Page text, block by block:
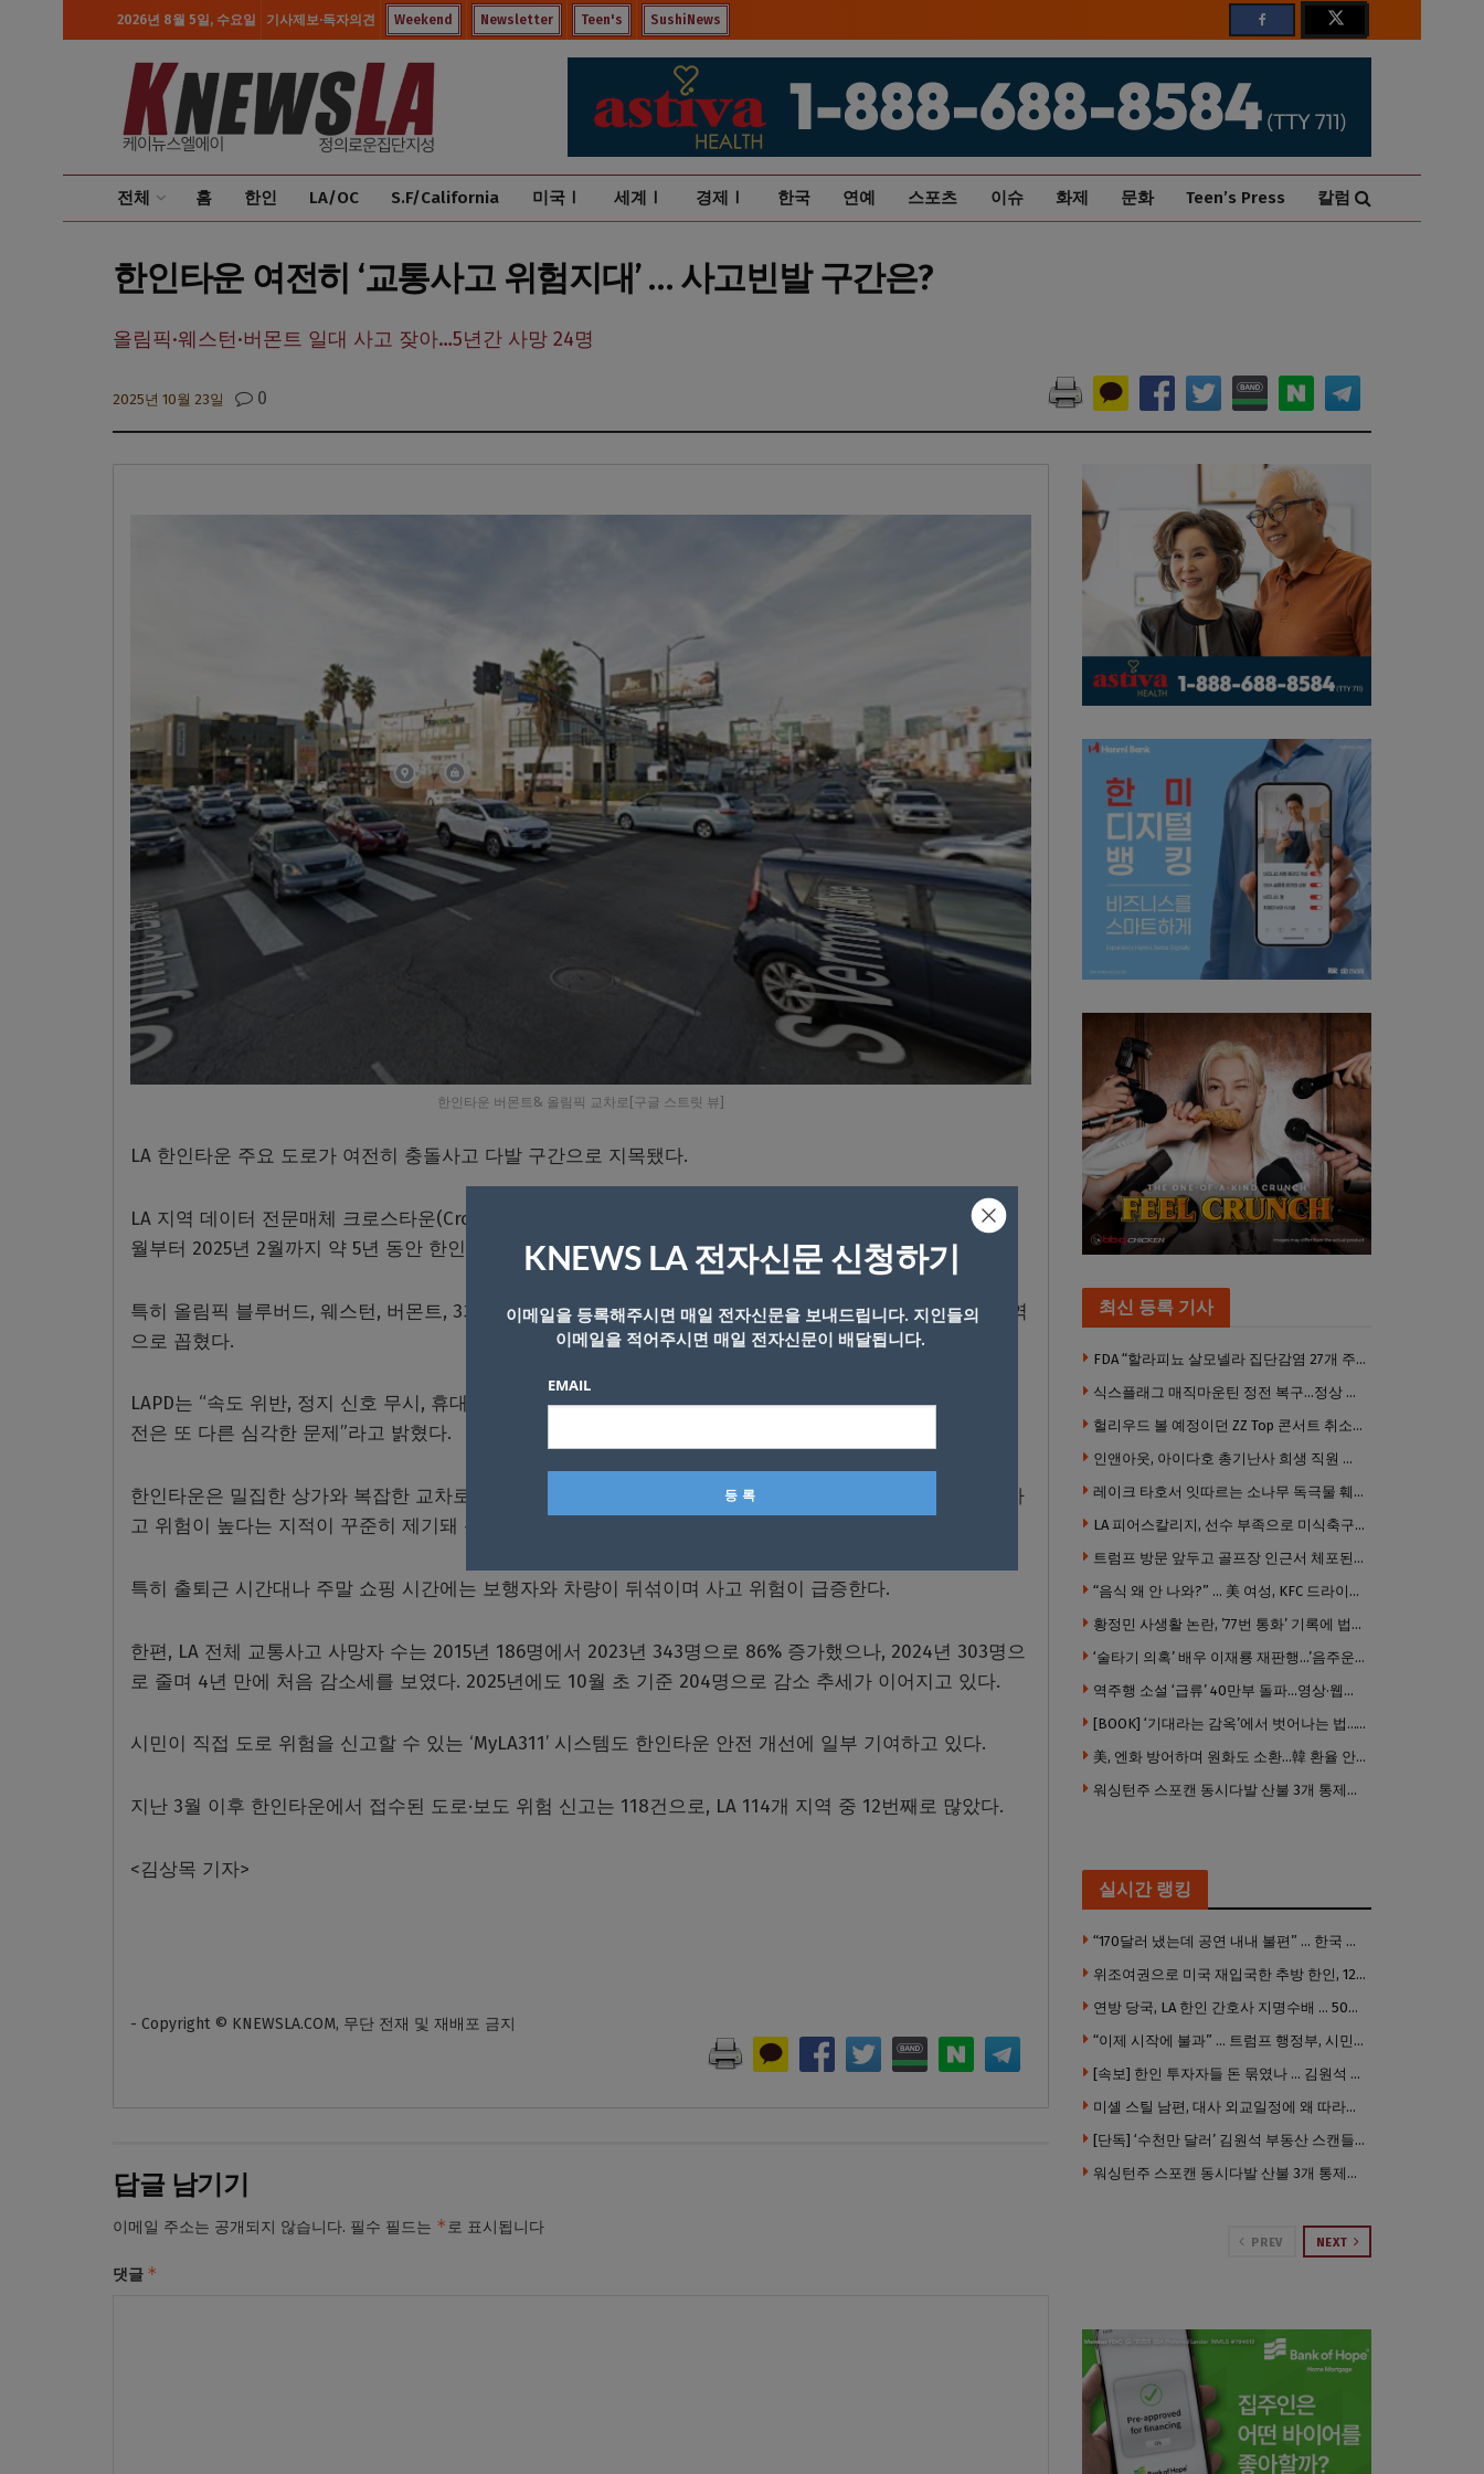
2026년 8월 5일, 수요일 기사제보·독자의견 Weekend Newsletter Teen's SushiNews
전체 홈 한인 LA/OC S.F/California 미국Ⅰ 세계Ⅰ 경제Ⅰ 한국 연예 스포츠 이슈 화제 문화 Teen’s Press 칼럼
한인타운 여전히 ‘교통사고 위험지대’ … 사고빈발 구간은?
올림픽·웨스턴·버몬트 일대 사고 잦아…5년간 사망 24명
2025년 10월 23일 0
한인타운 버몬트& 올림픽 교차로[구글 스트릿 뷰]
LA 한인타운 주요 도로가 여전히 충돌사고 다발 구간으로 지목됐다.
LA 지역 데이터 전문매체 크로스타운(Crosstown) 이 최근 분석한 LA경찰국(LAPD) 자료에 따르면, 2020년 1
월부터 2025년 2월까지 약 5년 동안 한인타운에서 발생한 교통사고 사망자는 총 24명에 달했다.
특히 올림픽 블루버드, 웨스턴, 버몬트, 3가·6가 일대는 보행자와 차량 간 충돌사고가 빈번하게 발생하는 지역
으로 꼽혔다.
LAPD는 “속도 위반, 정지 신호 무시, 휴대전화 사용, 신호 위반” 등을 주요 사고 원인으로 지목하며 “음주 운
전은 또 다른 심각한 문제”라고 밝혔다.
한인타운은 밀집한 상가와 복잡한 교차로, 불법 좌회전 및 급정거 차량 등이 뒤엉키는 구조적 한계로 인해 사
고 위험이 높다는 지적이 꾸준히 제기돼 왔다.
특히 출퇴근 시간대나 주말 쇼핑 시간에는 보행자와 차량이 뒤섞이며 사고 위험이 급증한다.
한편, LA 전체 교통사고 사망자 수는 2015년 186명에서 2023년 343명으로 86% 증가했으나, 2024년 303명으
로 줄며 4년 만에 처음 감소세를 보였다. 2025년에도 10월 초 기준 204명으로 감소 추세가 이어지고 있다.
시민이 직접 도로 위험을 신고할 수 있는 ‘MyLA311’ 시스템도 한인타운 안전 개선에 일부 기여하고 있다.
지난 3월 이후 한인타운에서 접수된 도로·보도 위험 신고는 118건으로, LA 114개 지역 중 12번째로 많았다.
<김상목 기자>
- Copyright © KNEWSLA.COM, 무단 전재 및 재배포 금지
답글 남기기
이메일 주소는 공개되지 않습니다. 필수 필드는 *로 표시됩니다
댓글 *
최신 등록 기사
FDA “할라피뇨 살모넬라 집단감염 27개 주로 확산”…345명 감염·36명 입원
식스플래그 매직마운틴 정전 복구…정상 개장
헐리우드 볼 예정이던 ZZ Top 콘서트 취소…“예상치 못한 인력 문제”
인앤아웃, 아이다호 총기난사 희생 직원 애슐리 가리베이 추모
레이크 타호서 잇따르는 소나무 독극물 훼손…4년째 용의자 오리무중
LA 피어스칼리지, 선수 부족으로 미식축구팀 시즌 전격 중단
트럼프 방문 앞두고 골프장 인근서 체포된 남성…연방 총기 혐의 적용
“음식 왜 안 나와?” … 美 여성, KFC 드라이브 스루서 소총 위협
황정민 사생활 논란, ’77번 통화’ 기록에 법조계 주목
‘술타기 의혹’ 배우 이재룡 재판행…’음주운전’ 혐의는 제외
역주행 소설 ‘급류’ 40만부 돌파…영상·웹툰으로도 나온다
[BOOK] ‘기대라는 감옥’에서 벗어나는 법…’나는 도대체 왜 눈치를 볼까’
美, 엔화 방어하며 원화도 소환…韓 환율 안정 ‘우군’ 되나
워싱턴주 스포캔 동시다발 산불 3개 통제불능 상태 … 이재민 수십만명
실시간 랭킹
“170달러 냈는데 공연 내내 불편” … 한국 코미디언 LA공연, 음향 불량에 외모 비하 개그 논란
위조여권으로 미국 재입국한 추방 한인, 120만 달러 은행 사기 행각
연방 당국, LA 한인 간호사 지명수배 … 500만 달러 메디캐어 사기, 선고 직전 한국 도주
“이제 시작에 불과” … 트럼프 행정부, 시민권 박탈 본격화
[속보] 한인 투자자들 돈 묶였나 … 김원석 회사들 챕터7 강제파산·자진파산 잇따라 신청
미셸 스틸 남편, 대사 외교일정에 왜 따라갔나 … “매우 이례적”
[단독] ‘수천만 달러’ 김원석 부동산 스캔들 새 국면 … 한인 투자자들 소송 잇따라 ‘디폴트’ 절차
워싱턴주 스포캔 동시다발 산불 3개 통제불능 상태 … 이재민 수십만명
PREV NEXT
KNEWS LA 전자신문 신청하기
이메일을 등록해주시면 매일 전자신문을 보내드립니다. 지인들의
이메일을 적어주시면 매일 전자신문이 배달됩니다.
EMAIL